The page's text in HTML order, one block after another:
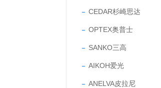
CEDAR杉崎思达
OPTEX奥普士
SANKO三高
AIKOH爱光
ANELVA皮拉尼